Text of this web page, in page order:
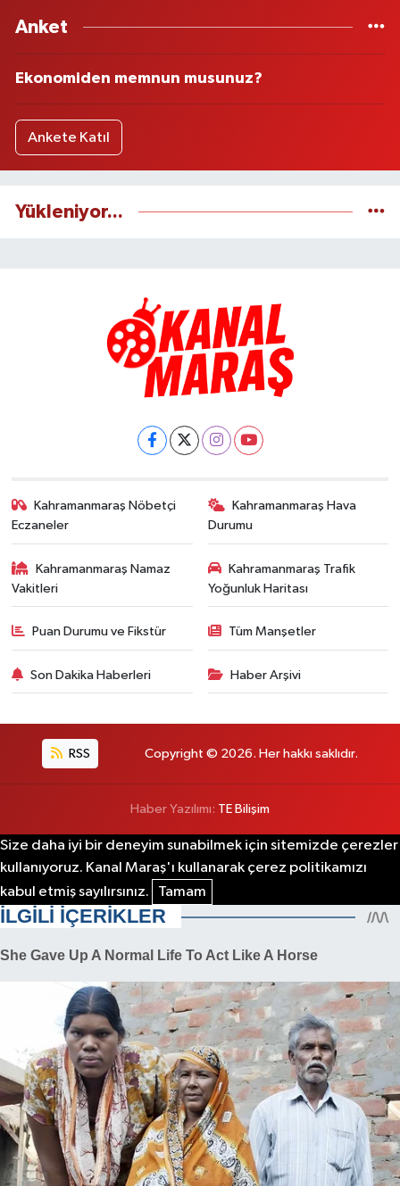
Anket
Ekonomiden memnun musunuz?
Ankete Katıl
Yükleniyor...
Kahramanmaraş Nöbetçi
Eczaneler
Kahramanmaraş Hava
Durumu
Kahramanmaraş Namaz
Vakitleri
Kahramanmaraş Trafik
Yoğunluk Haritası
Puan Durumu ve Fikstür Tüm Manşetler
Son Dakika Haberleri Haber Arşivi
RSS Copyright © 2026. Her hakkı saklıdır.
Haber Yazılımı: TE Bilişim
Size daha iyi bir deneyim sunabilmek için sitemizde çerezler
kullanıyoruz. Kanal Maraş'ı kullanarak çerez politikamızı
kabul etmiş sayılırsınız.
Tamam